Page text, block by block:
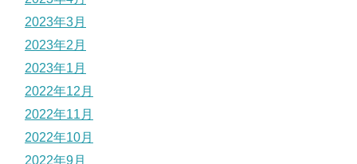
2023年3月
2023年2月
2023年1月
2022年12月
2022年11月
2022年10月
2022年9月